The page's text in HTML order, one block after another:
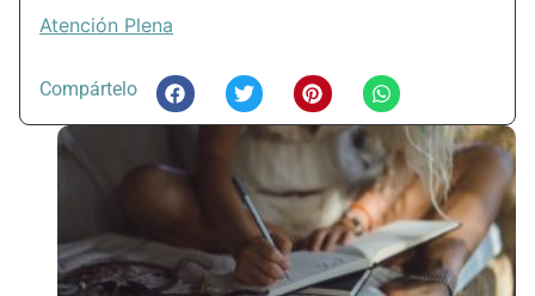
Atención Plena
Compártelo